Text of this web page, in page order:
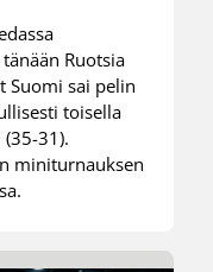
Ruotsia
Suomi sai pelin
toisella
31).
miniturnauksen